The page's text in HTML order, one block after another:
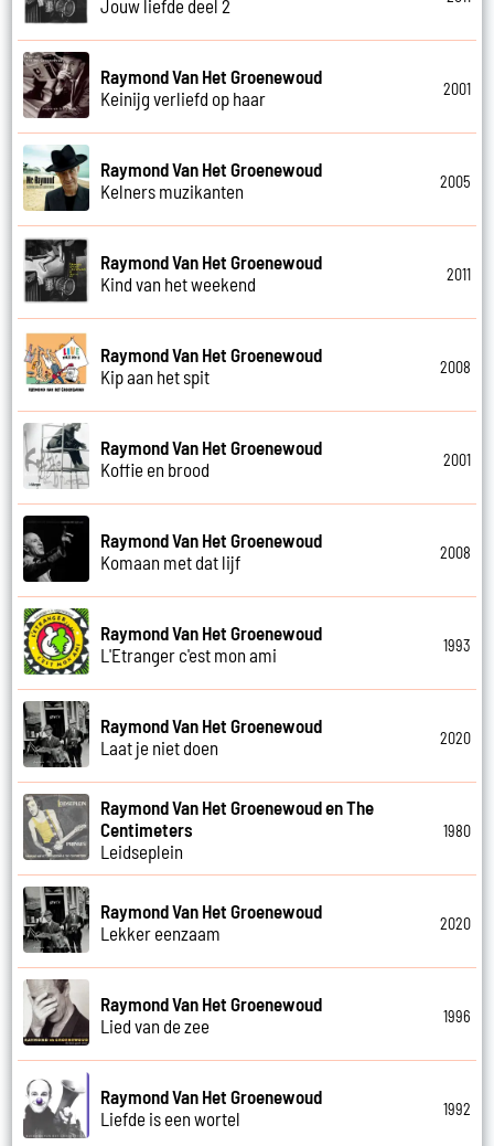
Jouw liefde deel 2
Raymond Van Het Groenewoud
Keinijg verliefd op haar
2001
Raymond Van Het Groenewoud
Kelners muzikanten
2005
Raymond Van Het Groenewoud
Kind van het weekend
2011
Raymond Van Het Groenewoud
Kip aan het spit
2008
Raymond Van Het Groenewoud
Koffie en brood
2001
Raymond Van Het Groenewoud
Komaan met dat lijf
2008
Raymond Van Het Groenewoud
L'Etranger c'est mon ami
1993
Raymond Van Het Groenewoud
Laat je niet doen
2020
Raymond Van Het Groenewoud en The
Centimeters
Leidseplein
1980
Raymond Van Het Groenewoud
Lekker eenzaam
2020
Raymond Van Het Groenewoud
Lied van de zee
1996
Raymond Van Het Groenewoud
Liefde is een wortel
1992